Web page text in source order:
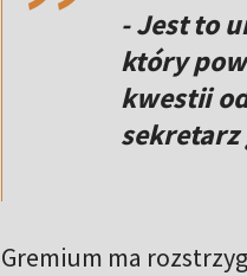
- Jest to
który
kwestii
sekretarz
Gremium ma